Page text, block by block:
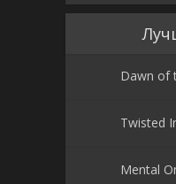
Dawn of
Twisted
Mental